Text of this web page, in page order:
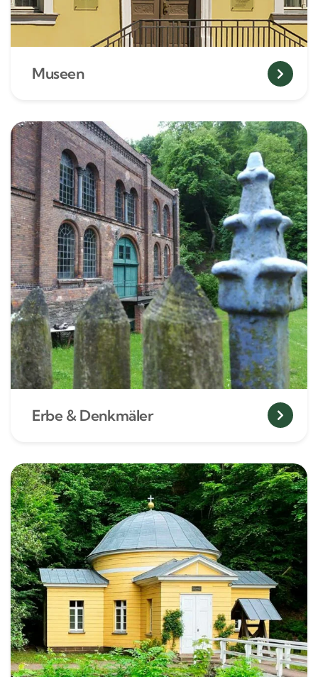
Museen
Erbe & Denkmäler